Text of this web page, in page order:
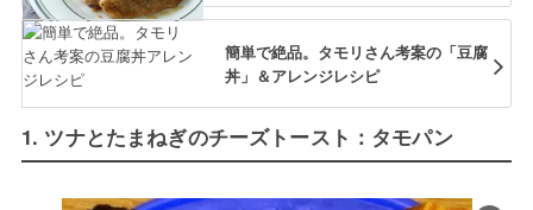
簡単で絶品。タモリさん考案の「豆腐
丼」＆アレンジレシピ
1. ツナとたまねぎのチーズトースト：タモパン